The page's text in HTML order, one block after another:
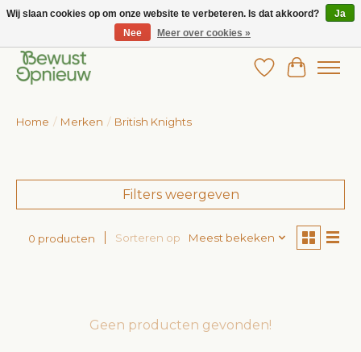
Wij bieden het grootste aanbod in betaalbare kinderkleding!
Verlanglijst
Home / Merken / British Knights
Filters weergeven
0 producten Sorteren op Meest bekeken
Geen producten gevonden!
Wij slaan cookies op om onze website te verbeteren. Is dat akkoord?
Ja
Nee
Meer over cookies »